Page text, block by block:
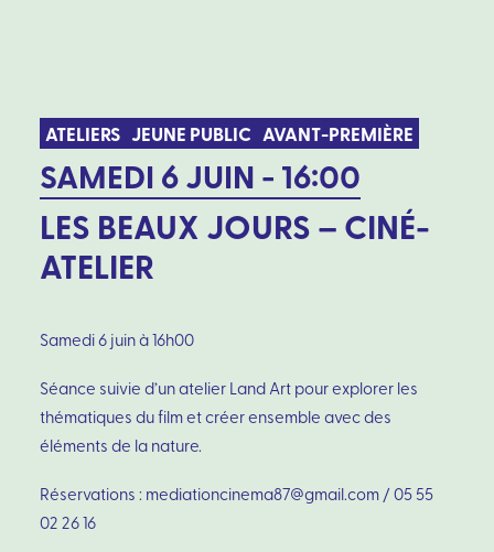
ATELIERS JEUNE PUBLIC AVANT-PREMIÈRE
SAMEDI 6 JUIN - 16:00
LES BEAUX JOURS – CINÉ-
ATELIER
Samedi 6 juin à 16h00
Séance suivie d’un atelier Land Art pour explorer les
thématiques du film et créer ensemble avec des
éléments de la nature.
Réservations : mediationcinema87@gmail.com / 05 55
02 26 16